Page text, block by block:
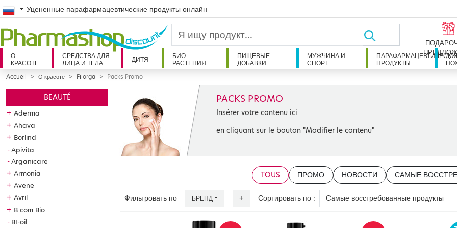
Russian
Уцененные парафармацевтические продукты онлайн
О
КРАСОТЕ
СРЕДСТВА ДЛЯ
ЛИЦА И ТЕЛА
ДИТЯ
БИО
РАСТЕНИЯ
ПИЩЕВЫЕ
ДОБАВКИ
МУЖЧИНА И
СПОРТ
ПРОДУКТЫ
Accueil О красоте Filorga Packs Promo
BEAUTÉ
+ Aderma
+ Ahava
+ Borlind
Apivita
Arganicare
+ Armonia
+ Avene
+ Avril
+ B com Bio
BI-oil
PACKS PROMO
Insérer votre contenu ici
en cliquant sur le bouton "Modifier le contenu"
TOUS ПРОМО НОВОСТИ САМЫЕ
Фильтровать по БРЕНД + Сортировать по :